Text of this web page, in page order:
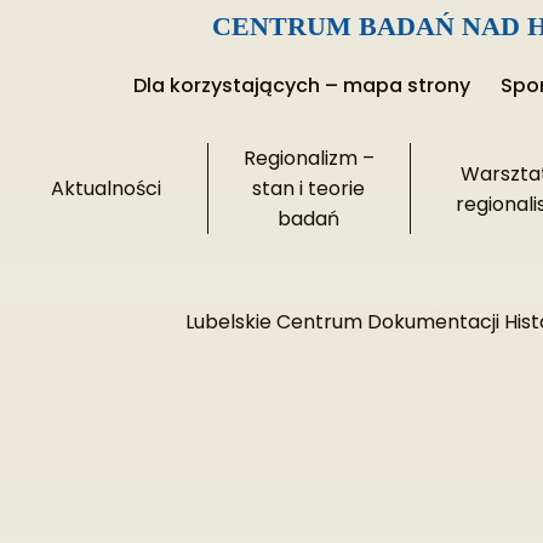
CENTRUM BADAŃ NAD
Dla korzystających – mapa strony
Aktualności
Regionalizm –
stan i teorie
badań
Lubelskie Centrum Dokumentacji